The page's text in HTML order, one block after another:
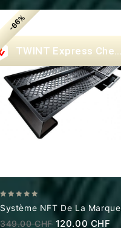
-66%
Express
out
of
Système NFT De La Marque
Nutriculture, Modèle MD300.
349.00CHF 120.00 CHF